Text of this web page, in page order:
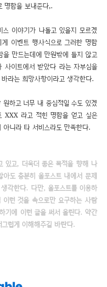
명함을 보내준다,.
이야기가 나돌고 있을지 모르겠
게 이벤트 행사식으로 그러한 명함
만드는데에 만원밖에 들지 않고
사이트에서 받았다 라는 자부심을
라는 희망사항이라고 생각한다.
하고 너무 내 중심적일 수도 있겠
XXX 라고 적힌 명함을 얻고 싶은
니라 타 서비스라도 만족한다.
있고, 더욱더 좋은 목적을 향해 나
도 충분히 올포스트 내에서 문제
각한다. 다만, 올포스트를 이용하
런 것을 속으로만 요구하는 사람
기에 이런 글을 써서 올린다. 약간
럽게 이해해주길 바란다.